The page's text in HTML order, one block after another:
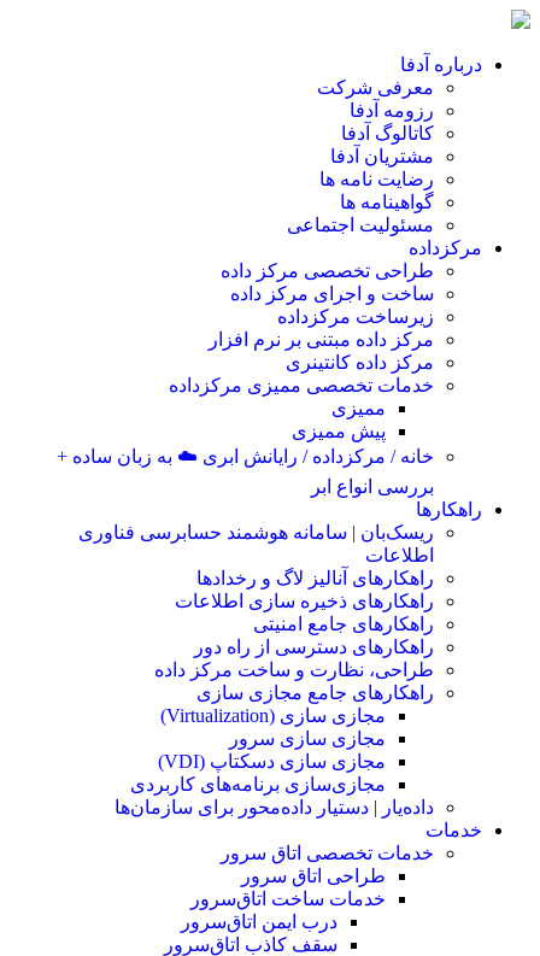
درباره آدفا
معرفی شرکت
رزومه آدفا
کاتالوگ آدفا
مشتریان آدفا
رضایت نامه ها
گواهینامه ها
مسئولیت اجتماعی
مرکزداده
طراحی تخصصی مرکز داده
ساخت و اجرای مرکز داده
زیرساخت مرکزداده
مرکز داده مبتنی بر نرم افزار
مرکز داده کانتینری
خدمات تخصصی ممیزی مرکزداده
ممیزی
پیش ممیزی
خانه / مرکزداده / رایانش ابری ☁️ به زبان ساده +
بررسی انواع ابر
راهکارها
ریسک‌بان | سامانه هوشمند حسابرسی فناوری
اطلاعات
راهکارهای آنالیز لاگ و رخدادها
راهکارهای ذخیره سازی اطلاعات
راهکارهای جامع امنیتی
راهکارهای دسترسی از راه دور
طراحی، نظارت و ساخت مرکز داده
راهکارهای جامع مجازی سازی
مجازی سازی (Virtualization)
مجازی‌ سازی سرور
مجازی‌ سازی دسکتاپ (VDI)
مجازی‌سازی برنامه‌های کاربردی
داده‌یار | دستیار داده‌محور برای سازمان‌ها
خدمات
خدمات تخصصی اتاق سرور
طراحی اتاق‌ سرور
خدمات ساخت اتاق‌سرور
درب ایمن اتاق‌سرور
سقف کاذب اتاق‌سرور